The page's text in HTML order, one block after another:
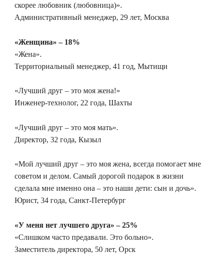
скорее любовник (любовница)».
Административный менеджер, 29 лет, Москва
«Женщина» – 18%
«Жена».
Территориальный менеджер, 41 год, Мытищи
«Лучший друг – это моя жена!»
Инженер-технолог, 22 года, Шахты
«Лучший друг – это моя мать».
Директор, 32 года, Кызыл
«Мой лучший друг – это моя жена, всегда помогает мне
советом и делом. Самый дорогой подарок в жизни
сделала мне именно она – это наши дети: сын и дочь».
Юрист, 34 года, Санкт-Петербург
«У меня нет лучшего друга» – 25%
«Слишком часто предавали. Это больно».
Заместитель директора, 50 лет, Орск